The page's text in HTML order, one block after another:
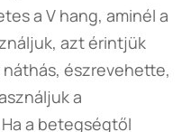
a V hang, aminél a
azt érintjük
náthás, észrevehette,
a
a betegségtől